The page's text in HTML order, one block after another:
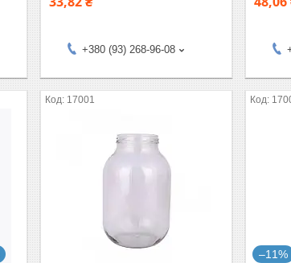
+380 (93) 268-96-08
17001
–11%